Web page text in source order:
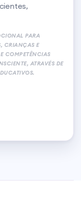
PARA
CRIANÇAS E
COMPETÊNCIAS
ATRAVÉS DE